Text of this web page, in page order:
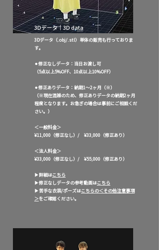
3Dデータ｜3D data
3Dデータ（.obj/.stl）単体の販売も行っておりま
す。
⚫︎修正なしデータ：当日お渡し可
（5点以上5%OFF、10点以上10%OFF）
⚫︎修正ありデータ：納期1〜2ヶ月（※）
（※現在混雑のため、修正ありデータの納期2ヶ月
程度となります。お急ぎの場合は事前にご相談くだ
さい。 ）
＜一般料金＞
¥11,000（修正なし） / ¥33,000（修正あり）
＜法人料金＞
¥33,000（修正なし） / ¥55,000（修正あり）
​▶︎詳細はこちら
​▶︎修正なしデータの参考動画はこちら
▶︎苦手な衣装/ポーズはこちらの＜その他注意事項
＞をご確認ください。